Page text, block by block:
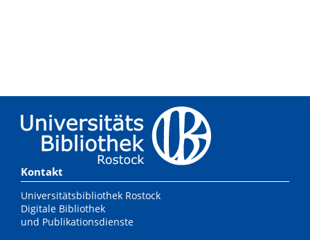
Kontakt
Universitätsbibliothek Rostock
Digitale Bibliothek
und Publikationsdienste